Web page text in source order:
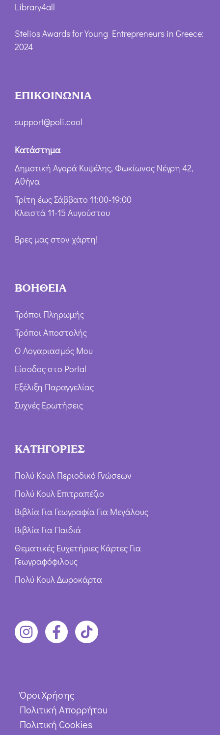
Library4all
Stelios Awards for Young Entrepreneurs in Greece:
2024
ΕΠΙΚΟΙΝΩΝΙΑ
support@poli.cool
Κατάστημα
Δημοτική Αγορά Κυψέλης, Φωκίωνος Νέγρη 42,
Αθήνα
Τρίτη έως Σάββατο 11:00-19:00
Κλειστά 11-15 Αυγούστου
Βρες μας στον χάρτη!
ΒΟΗΘΕΙΑ
Τρόποι Πληρωμής
Τρόποι Αποστολής
Ο Λογαριασμός Μου
Είσοδος στο Portal
Εξέλιξη Παραγγελίας
Συχνές Ερωτήσεις
ΚΑΤΗΓΟΡΙΕΣ
Πολύ Κουλ Περιοδικό Γνώσεων
Πολύ Κουλ Επιτραπέζιο
Βιβλία Για Γεωγραφία Για Μεγάλους
Βιβλία Για Παιδιά
Θεματικές Ευχετήριες Κάρτες Για
Γεωγραφόφιλους
Πολύ Κουλ Δωροκάρτα
Όροι Χρήσης
Πολιτική Απορρήτου
Πολιτική Cookies